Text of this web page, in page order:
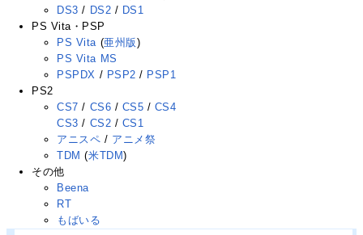
DS3 / DS2 / DS1
PS Vita・PSP
PS Vita (亜州版)
PS Vita MS
PSPDX / PSP2 / PSP1
PS2
CS7 / CS6 / CS5 / CS4
CS3 / CS2 / CS1
アニスペ / アニメ祭
TDM (米TDM)
その他
Beena
RT
もばいる